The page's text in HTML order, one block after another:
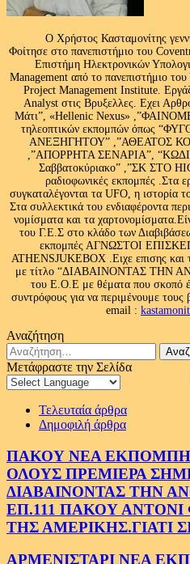
Ο Χρήστος Κασταμονίτης
Φοίτησε στο πανεπιστήμιο του
Επιστήμη Ηλεκτρονικών
Management από το πανεπιστήμιο
Project Management Institute.
Analyst στις Βρυξελλες. Εχει
Μάτι”, «Hellenic Nexus»
τηλεοπτικών εκπομπών όπως
ΑΝΕΞΗΓΗΤΟΥ” ,”ΑΘΕΑΤΟΣ
,”ΑΠΟΡΡΗΤΑ ΣΕΝΑΡΙΑ”,
Σαββατοκύριακο” ,”ΣΚ ΣΤΟ
ραδιοφωνικές εκπομπές .Στα
συγκαταλέγονται τα UFO, η ιστορία
Στα συλλεκτικά του ενδιαφέροντα
νομίσματα και τα
του Γ.Ε.Σ στο κλάδο των
εκπομπές ΑΓΝΩΣΤΟΙ
ATHENSJUKEBOX .Ειχε επισης και
με τίτλο “ΔΙΑΒΑΙΝΟΝΤΑΣ ΤΗΝ
του Ε.Ο.Ε με θέματα που σκοπό
συντρόφους για να περιμένουμε
email :
Αναζήτηση
Αναζήτηση
για:
Μετάφραστε την Σελίδα
Τελευταία άρθρα
Δημοφιλή άρθρα
ΠΑΚΟΥ ΝΕΑ ΕΚΠΟΜΠΗ
ΟΛΟΥΣ ΠΡΕΜΙΕΡΑ
ΔΙΑΒΑΙΝΟΝΤΑΣ ΤΗΝ
ΕΠ.111 ΠΑΚΟΥ
ΤΗΣ ΑΜΕΡΙΚΗΣ.ΓΙΑΤΙ
ΑΡΜΕΝΙΣΤΑΡΙ ΝΕΑ